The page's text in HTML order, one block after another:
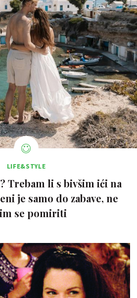
LIFE&STYLE
Trebam li s bivšim ići na
je samo do zabave, ne
se pomiriti